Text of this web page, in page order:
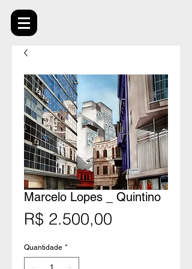
Marcelo Lopes _ Quintino
R$ 2.500,00
Quantidade *